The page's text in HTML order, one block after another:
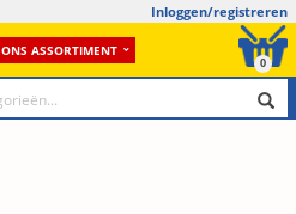
Inloggen/registreren
ONS ASSORTIMENT
0